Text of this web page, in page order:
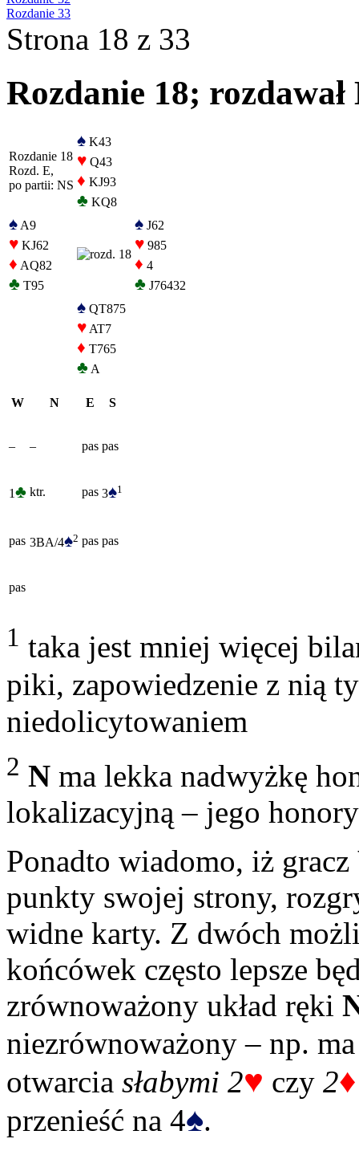
Rozdanie 33
Strona 18 z 33
Rozdanie 18;
Rozdanie 18
Rozd. E,
po partii: NS
♠ K43
♥ Q43
♦ KJ93
♣ KQ8
♠ A9
♥ KJ62
♦ AQ82
♣ T95
♠ J62
♥ 985
♦ 4
♣ J76432
♠ QT875
♥ AT7
♦ T765
♣ A
W N E S
– – pas pas
1♣ ktr. pas 3♠1
pas 3BA/4♠2 pas pas
pas
1 taka jest mniej więcej
piki, zapowiedzenie z nią
niedolicytowaniem
2 N ma lekka nadwyżkę
lokalizacyjną – jego
Ponadto wiadomo, iż gracz
punkty swojej strony,
widne karty. Z dwóch
końcówek często lepsze
zrównoważony układ ręki
niezrównoważony – np. ma
otwarcia słabymi 2♥ czy 2♦
przenieść na 4♠.